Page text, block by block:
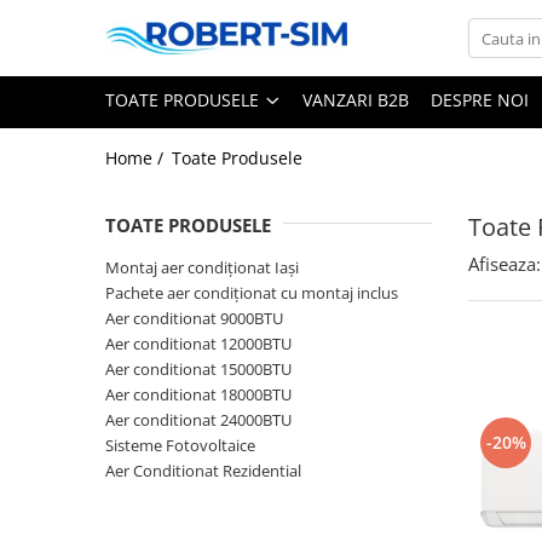
Toate Produsele
Montaj aer condiționat Iași
Pachete aer condiționat cu montaj
Aer conditionat 9000BTU
Aer conditionat 15000BTU
Aer conditionat 18000BTU
Aer conditionat 24000BTU
Sisteme Fotovoltaice
TOATE PRODUSELE VANZARI B2B DESPRE NOI
Home / Toate Produsele
Toate
TOATE PRODUSELE
Montaj aer condiționat Iași
Pachete aer condiționat cu montaj inclus
Aer conditionat 9000BTU
Aer conditionat 12000BTU
Aer conditionat 15000BTU
Aer conditionat 18000BTU
Aer conditionat 24000BTU
Sisteme Fotovoltaice
Aer Conditionat Rezidential
Afiseaza:
-20%